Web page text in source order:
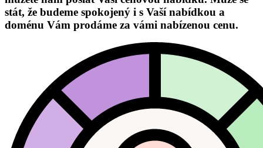
stát, že budeme spokojený i s Vaší nabídkou a
doménu Vám prodáme za vámi nabízenou cenu.